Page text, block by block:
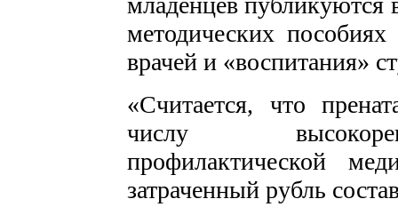
методических
врачей и «воспитания»
«Считается, что
числу
профилактической
затраченный рубль